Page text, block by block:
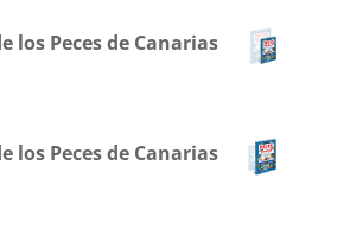
los Peces de Canarias
los Peces de Canarias